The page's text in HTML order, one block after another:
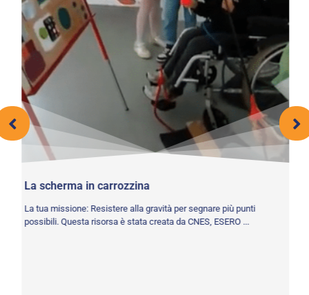
La scherma in carrozzina
La tua missione: Resistere alla gravità per segnare più punti
possibili. Questa risorsa è stata creata da CNES, ESERO ...